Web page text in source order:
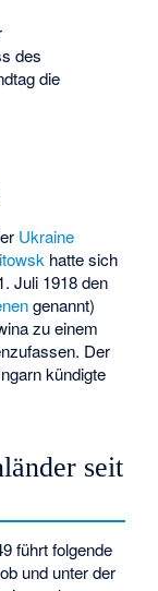
des
die
Ukraine
hatte sich
Juli 1918 den
genannt)
zu einem
Der
kündigte
seit
führt folgende
und unter der